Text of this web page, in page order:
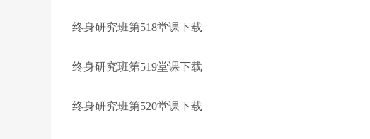
终身研究班第518堂课下载
终身研究班第519堂课下载
终身研究班第520堂课下载